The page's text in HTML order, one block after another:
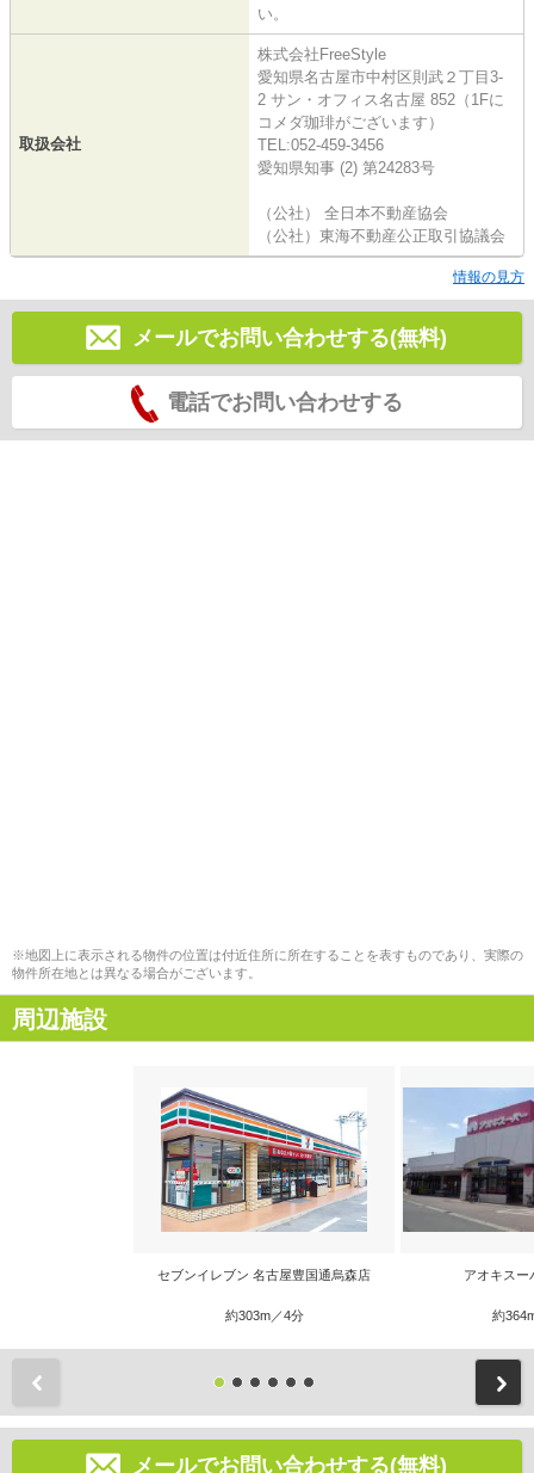
い。
取扱会社
株式会社FreeStyle
愛知県名古屋市中村区則武２丁目3-
2 サン・オフィス名古屋 852（1Fに
コメダ珈琲がございます）
TEL:052-459-3456
愛知県知事 (2) 第24283号
（公社） 全日本不動産協会
（公社）東海不動産公正取引協議会
情報の見方
メールでお問い合わせする(無料)
電話でお問い合わせする
※地図上に表示される物件の位置は付近住所に所在することを表すものであり、実際の
物件所在地とは異なる場合がございます。
周辺施設
セブンイレブン 名古屋豊国通烏森店
約303m／4分
アオキスー
約
メールでお問い合わせする(無料)